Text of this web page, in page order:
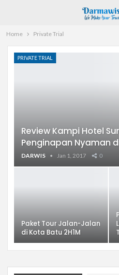
Home Private Trial
PRIVATE TRIAL
Review Kampi Hotel
Penginapan Nyaman
DARWIS Jan 1, 2017 0
Paket Tour Jalan-Jalan
di Kota Batu 2H1M